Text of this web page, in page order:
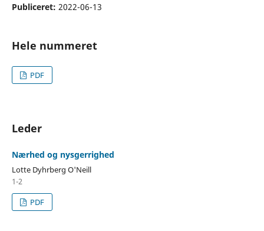
Publiceret: 2022-06-13
Hele nummeret
PDF
Leder
Nærhed og nysgerrighed
Lotte Dyhrberg O'Neill
1-2
PDF